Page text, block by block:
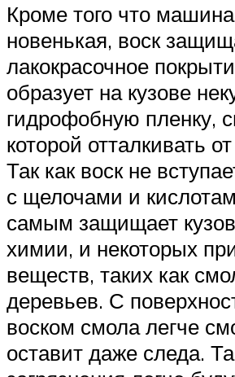
Кроме того что
новенькая, воск
лакокрасочное
образует на кузове
гидрофобную пленку,
которой отталкивать
Так как воск не
с щелочами и
самым защищает кузов
химии, и некоторых
веществ, таких как
деревьев. С
воском смола легче
оставит даже следа.